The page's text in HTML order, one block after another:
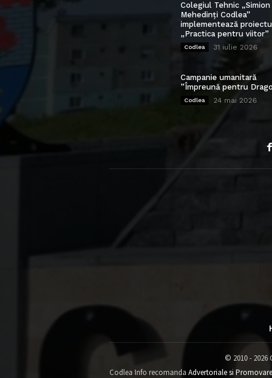
Colegiul Tehnic „Simion
Mehedinți Codlea”
implementează
„Practica pentru viitor”
Codlea 31 iulie 2026
Campanie umanitară
”Împreună pentru
Codlea 24 mai 2026
© 2010 - 2026
Codlea Info recomanda Advertoriale si Promovare